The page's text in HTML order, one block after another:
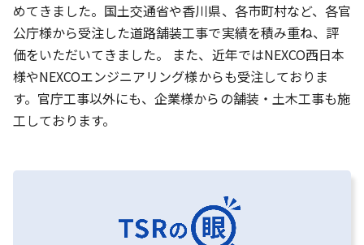
めてきました。国土交通省や香川県、各市町村など、各官
公庁様から受注した道路舗装工事で実績を積み重ね、評
価をいただいてきました。 また、近年ではNEXCO西日本
様やNEXCOエンジニアリング様からも受注しておりま
す。官庁工事以外にも、企業様からの舗装・土木工事も施
工しております。